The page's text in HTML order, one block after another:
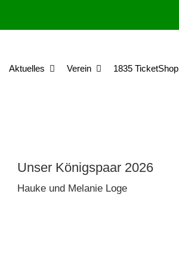
Aktuelles Verein 1835 TicketShop
Unser Königspaar 2026
Hauke und Melanie Loge